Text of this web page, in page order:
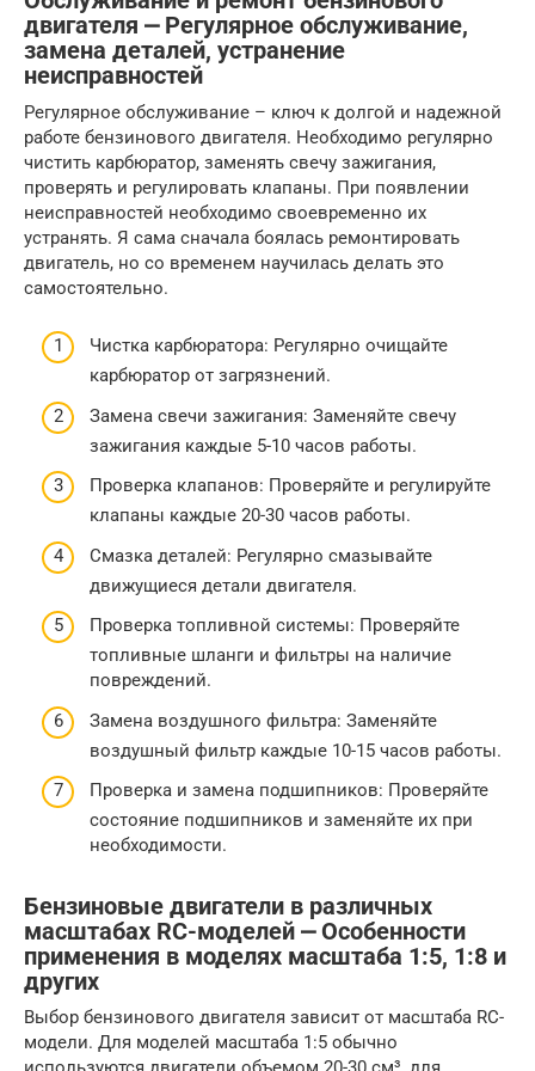
двигателя ⎼ Регулярное обслуживание,
замена деталей, устранение
неисправностей
Регулярное обслуживание – ключ к долгой и надежной
работе бензинового двигателя. Необходимо регулярно
чистить карбюратор, заменять свечу зажигания,
проверять и регулировать клапаны. При появлении
неисправностей необходимо своевременно их
устранять. Я сама сначала боялась ремонтировать
двигатель, но со временем научилась делать это
самостоятельно.
Чистка карбюратора: Регулярно очищайте
карбюратор от загрязнений.
Замена свечи зажигания: Заменяйте свечу
зажигания каждые 5-10 часов работы.
Проверка клапанов: Проверяйте и регулируйте
клапаны каждые 20-30 часов работы.
Смазка деталей: Регулярно смазывайте
движущиеся детали двигателя.
Проверка топливной системы: Проверяйте
топливные шланги и фильтры на наличие
повреждений.
Замена воздушного фильтра: Заменяйте
воздушный фильтр каждые 10-15 часов работы.
Проверка и замена подшипников: Проверяйте
состояние подшипников и заменяйте их при
необходимости.
Бензиновые двигатели в различных
масштабах RC-моделей ⎼ Особенности
применения в моделях масштаба 1:5, 1:8 и
других
Выбор бензинового двигателя зависит от масштаба RC-
модели. Для моделей масштаба 1:5 обычно